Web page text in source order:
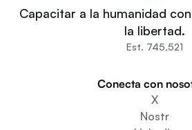
Tú
Comunidades
Organizaciones
Descargar la
Crear un espacio
Crear un servicio de
Capacitar a la humanidad
la libertad.
Est. 745,521
Conecta con
X
Nostr